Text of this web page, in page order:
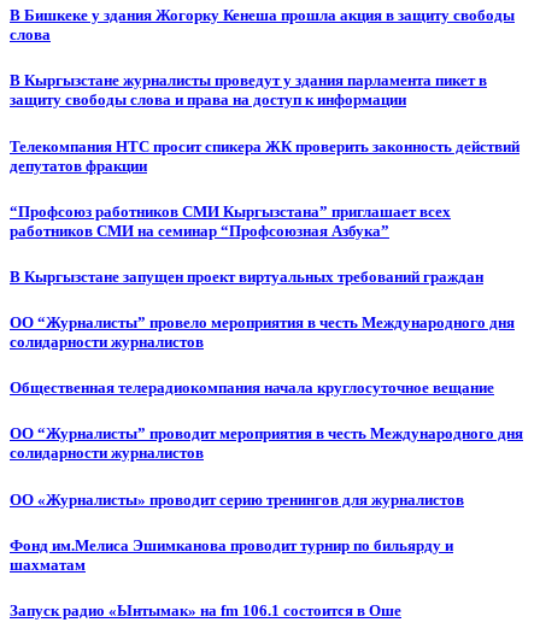
В Бишкеке у здания Жогорку Кенеша прошла акция в защиту свободы
слова
В Кыргызстане журналисты проведут у здания парламента пикет в
защиту свободы слова и права на доступ к информации
Телекомпания НТС просит спикера ЖК проверить законность действий
депутатов фракции
“Профсоюз работников СМИ Кыргызстана” приглашает всех
работников СМИ на семинар “Профсоюзная Азбука”
В Кыргызстане запущен проект виртуальных требований граждан
ОО “Журналисты” провело мероприятия в честь Международного дня
солидарности журналистов
Общественная телерадиокомпания начала круглосуточное вещание
ОО “Журналисты” проводит мероприятия в честь Международного дня
солидарности журналистов
ОО «Журналисты» проводит серию тренингов для журналистов
Фонд им.Мелиса Эшимканова проводит турнир по бильярду и
шахматам
Запуск радио «Ынтымак» на fm 106.1 состоится в Оше